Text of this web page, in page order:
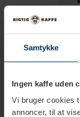
Samtykke
Ingen kaffe uden
Vi bruger cookies
annoncer, til at
Rigtig